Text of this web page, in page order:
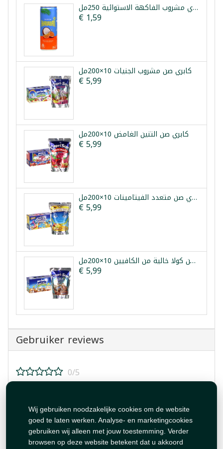
Wij gebruiken noodzakelijke cookies om de website
goed te laten werken. Analyse- en marketingcookies
gebruiken wij alleen met jouw toestemming. Verder
browsen op deze website betekent dat u akkoord
هاواي مشروب الفاكهة الاستوائية 250مل
€ 1,59
كابري صن مشروب الجنيات 10×200مل
€ 5,99
كابري صن التنين الغامض 10×200مل
€ 5,99
كابري صن متعدد الفيتامينات 10×200مل
€ 5,99
كابري صن كولا خالية من الكافيين 10×200مل
€ 5,99
Gebruiker reviews
0/5